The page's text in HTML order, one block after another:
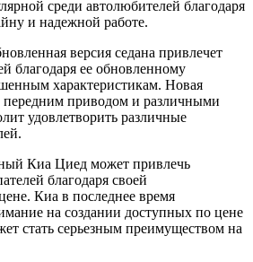
среди автолюбителей благодаря
и надежной работе.
версия седана привлечет
благодаря ее обновленному
характеристикам. Новая
передним приводом и различными
удовлетворить различные
Киа Циед может привлечь
благодаря своей
Киа в последнее время
на создании доступных по цене
стать серьезным преимуществом на